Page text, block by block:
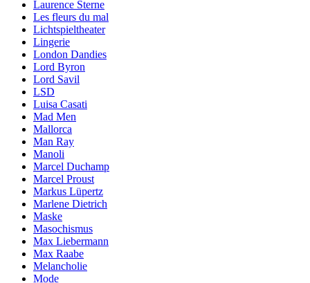
Laurence Sterne
Les fleurs du mal
Lichtspieltheater
Lingerie
London Dandies
Lord Byron
Lord Savil
LSD
Luisa Casati
Mad Men
Mallorca
Man Ray
Manoli
Marcel Duchamp
Marcel Proust
Markus Lüpertz
Marlene Dietrich
Maske
Masochismus
Max Liebermann
Max Raabe
Melancholie
Mode